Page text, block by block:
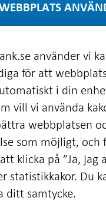
Öppnas
ny
flik
använder vi
för att
i din
vill vi använda
webbplatsen
som möjligt,
klicka på ”Ja,
statistikkakor. Du
ditt samtycke.